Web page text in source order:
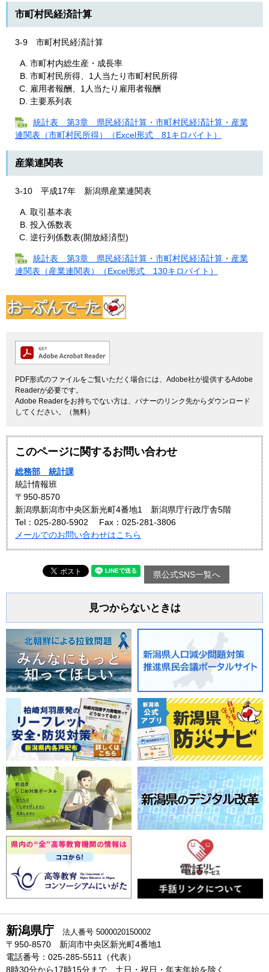
市町村民経済計算
3‐9 市町村民経済計算
市町村内総生産・成長率
市町村民所得、1人当たり市町村民所得
雇用者報酬、1人当たり雇用者報酬
主要系列表
統計表 第3章 県民経済計算・市町村民経済計算・産業
連関表（市町村民所得）（Excel形式 81キロバイト）
産業連関表
3‐10 平成17年 新潟県産業連関表
取引基本表
投入係数表
逆行列係数表(開放経済型)
統計表 第3章 県民経済計算・市町村民経済計算・産業
連関表（産業連関表）（Excel形式 130キロバイト）
PDF形式のファイルをご覧いただく場合には、Adobe社が提供するAdobe
Readerが必要です。
Adobe Readerをお持ちでない方は、バナーのリンク先からダウンロード
してください。（無料）
このページに関するお問い合わせ
総務部 統計課
統計情報班
〒950-8570
新潟県新潟市中央区新光町4番地1 新潟県庁行政庁舎5階
Tel：025-280-5902
Fax：025-281-3806
メールでのお問い合わせはこちら
県公式SNS一覧へ
見つからないときは
新潟県庁 法人番号 5000020150002
〒950-8570 新潟市中央区新光町4番地1
電話番号：025-285-5511（代表）
8時30分から17時15分まで、土日・祝日・年末年始を除く